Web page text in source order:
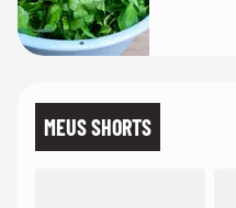
MEUS SHORTS